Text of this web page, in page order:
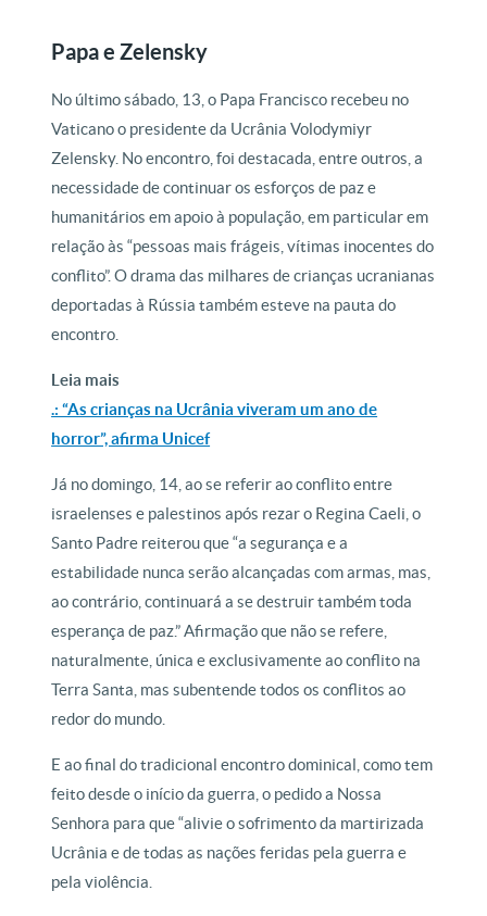
Papa e Zelensky
No último sábado, 13, o Papa Francisco recebeu no
Vaticano o presidente da Ucrânia Volodymiyr
Zelensky. No encontro, foi destacada, entre outros, a
necessidade de continuar os esforços de paz e
humanitários em apoio à população, em particular em
relação às “pessoas mais frágeis, vítimas inocentes do
conflito”. O drama das milhares de crianças ucranianas
deportadas à Rússia também esteve na pauta do
encontro.
Leia mais
.: “As crianças na Ucrânia viveram um ano de
horror”, afirma Unicef
Já no domingo, 14, ao se referir ao conflito entre
israelenses e palestinos após rezar o Regina Caeli, o
Santo Padre reiterou que “a segurança e a
estabilidade nunca serão alcançadas com armas, mas,
ao contrário, continuará a se destruir também toda
esperança de paz.” Afirmação que não se refere,
naturalmente, única e exclusivamente ao conflito na
Terra Santa, mas subentende todos os conflitos ao
redor do mundo.
E ao final do tradicional encontro dominical, como tem
feito desde o início da guerra, o pedido a Nossa
Senhora para que “alivie o sofrimento da martirizada
Ucrânia e de todas as nações feridas pela guerra e
pela violência.